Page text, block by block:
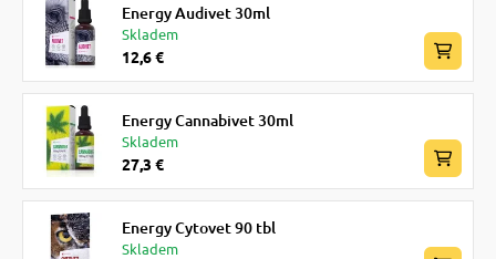
Energy Audivet 30ml
Skladem
12,6 €
Energy Cannabivet 30ml
Skladem
27,3 €
Energy Cytovet 90 tbl
Skladem